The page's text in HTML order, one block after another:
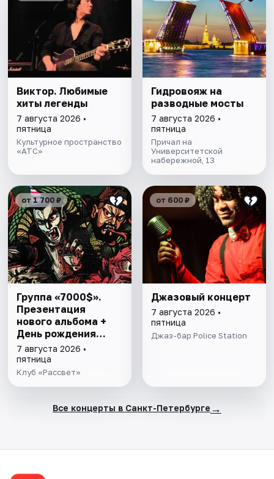
Виктор. Любимые
хиты легенды
7 августа 2026 •
пятница
Культурное пространство
«АТС»
Гидровояж на
разводные мосты
7 августа 2026 •
пятница
Причал на
Университетской
набережной, 13
от 1 700 ₽
Группа «7000$».
Презентация
нового альбома +
День рождения
Ивана Игнатова
7 августа 2026 •
пятница
Клуб «Рассвет»
от 600 ₽
Джазовый концерт
7 августа 2026 •
пятница
Джаз-бар Police Station
Все концерты в Санкт-Петербурге →